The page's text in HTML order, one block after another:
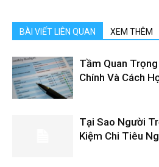
BÀI VIẾT LIÊN QUAN XEM THÊM
Tầm Quan Trọng
Chính Và Cách
Tại Sao Người
Kiệm Chi Tiêu